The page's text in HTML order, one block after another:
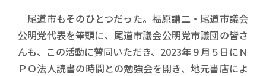
尾道市もそのひとつだった。福原謙二・尾道市議会
公明党代表を筆頭に、尾道市議会公明党市議団の皆さ
んも、この活動に賛同いただき、2023年９月５日にＮ
ＰＯ法人読書の時間との勉強会を開き、地元書店によ